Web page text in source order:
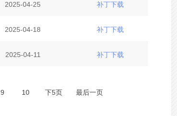
2025-04-25 补丁下载
2025-04-18 补丁下载
2025-04-11 补丁下载
9 10 下5页 最后一页